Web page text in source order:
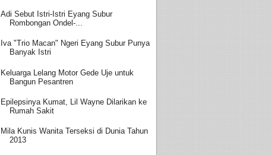
Adi Sebut Istri-Istri Eyang Subur
Rombongan Ondel-...
Iva "Trio Macan" Ngeri Eyang Subur Punya
Banyak Istri
Keluarga Lelang Motor Gede Uje untuk
Bangun Pesantren
Epilepsinya Kumat, Lil Wayne Dilarikan ke
Rumah Sakit
Mila Kunis Wanita Terseksi di Dunia Tahun
2013